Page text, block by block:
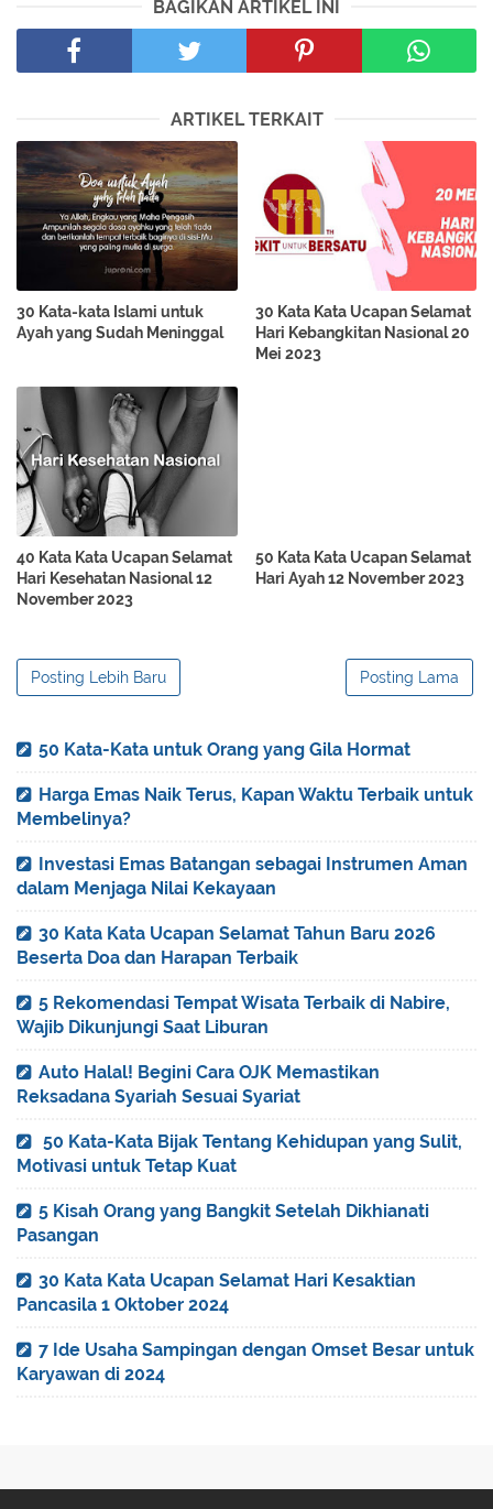
BAGIKAN ARTIKEL INI
ARTIKEL TERKAIT
30 Kata-kata Islami untuk
Ayah yang Sudah Meninggal
30 Kata Kata Ucapan Selamat
Hari Kebangkitan Nasional 20
Mei 2023
40 Kata Kata Ucapan Selamat
Hari Kesehatan Nasional 12
November 2023
50 Kata Kata Ucapan Selamat
Hari Ayah 12 November 2023
Posting Lebih Baru Posting Lama
50 Kata-Kata untuk Orang yang Gila Hormat
Harga Emas Naik Terus, Kapan Waktu Terbaik untuk
Membelinya?
Investasi Emas Batangan sebagai Instrumen Aman
dalam Menjaga Nilai Kekayaan
30 Kata Kata Ucapan Selamat Tahun Baru 2026
Beserta Doa dan Harapan Terbaik
5 Rekomendasi Tempat Wisata Terbaik di Nabire,
Wajib Dikunjungi Saat Liburan
Auto Halal! Begini Cara OJK Memastikan
Reksadana Syariah Sesuai Syariat
50 Kata-Kata Bijak Tentang Kehidupan yang Sulit,
Motivasi untuk Tetap Kuat
5 Kisah Orang yang Bangkit Setelah Dikhianati
Pasangan
30 Kata Kata Ucapan Selamat Hari Kesaktian
Pancasila 1 Oktober 2024
7 Ide Usaha Sampingan dengan Omset Besar untuk
Karyawan di 2024